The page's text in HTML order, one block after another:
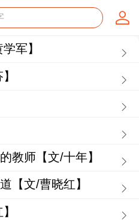
军】
教师【文/十年】
【文/曹晓红】